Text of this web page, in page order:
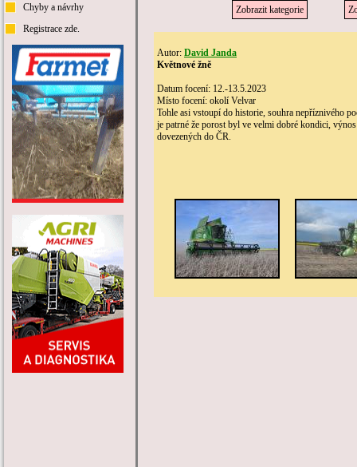
Chyby a návrhy
Registrace zde.
Zobrazit kategorie
Autor: David Janda
Květnové žně
Datum focení: 12.-13.5.2023
Místo focení: okolí Velvar
Tohle asi vstoupí do historie, souhra nepříznivého
je patrné že porost byl ve velmi dobré kondici,
dovezených do ČR.